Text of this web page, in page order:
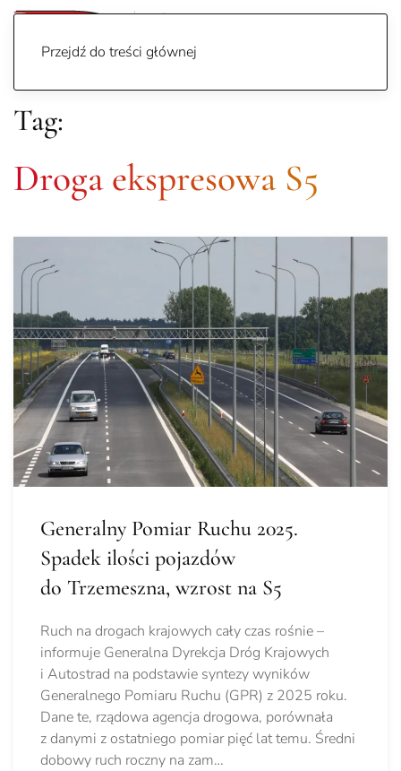
Przejdź do treści głównej
Tag:
Droga ekspresowa S5
Generalny Pomiar Ruchu 2025.
Spadek ilości pojazdów
do Trzemeszna, wzrost na S5
Ruch na drogach krajowych cały czas rośnie –
informuje Generalna Dyrekcja Dróg Krajowych
i Autostrad na podstawie syntezy wyników
Generalnego Pomiaru Ruchu (GPR) z 2025 roku.
Dane te, rządowa agencja drogowa, porównała
z danymi z ostatniego pomiar pięć lat temu. Średni
dobowy ruch roczny na zam…